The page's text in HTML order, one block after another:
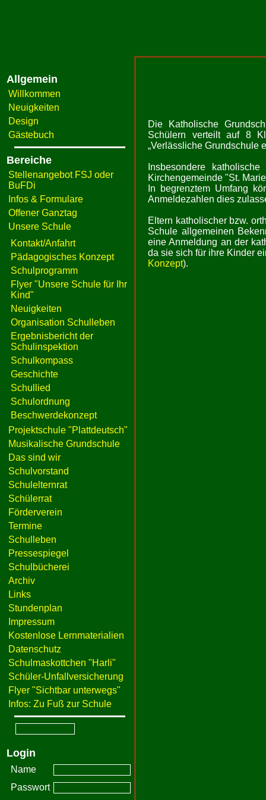
Allgemein
Willkommen
Neuigkeiten
Design
Gästebuch
Bereiche
Stellenangebot FSJ oder
BuFDi
Infos & Formulare
Offener Ganztag
Unsere Schule
Kontakt/Anfahrt
Pädagogisches Konzept
Schulprogramm
Flyer "Unsere Schule für Ihr
Kind"
Neuigkeiten
Organisation Schulleben
Ergebnisbericht der
Schulinspektion
Schulkompass
Geschichte
Schullied
Schulordnung
Beschwerdekonzept
Projektschule "Plattdeutsch"
Musikalische Grundschule
Das sind wir
Schulvorstand
Schulelternrat
Schülerrat
Förderverein
Termine
Schulleben
Pressespiegel
Schulbücherei
Archiv
Links
Stundenplan
Impressum
Kostenlose Lernmaterialien
Datenschutz
Schulmaskottchen "Harli"
Schüler-Unfallversicherung
Flyer "Sichtbar unterwegs"
Infos: Zu Fuß zur Schule
Login
Name
Passwort
Die Katholische
Schülern verteilt auf 8
„Verlässliche Grundschule
Insbesondere
Kirchengemeinde "St.
In begrenztem Umfang
Anmeldezahlen dies
Eltern katholischer bzw.
Schule allgemeinen
eine Anmeldung an der
da sie sich für ihre Kinder
Konzept).